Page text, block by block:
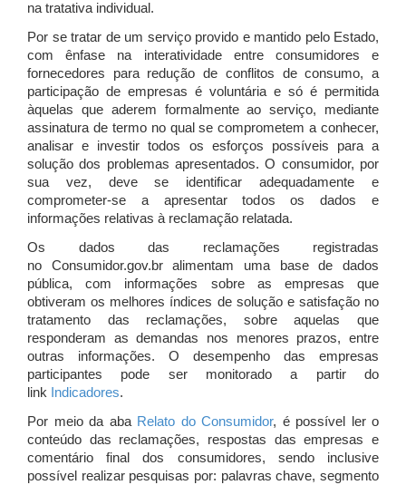
na tratativa individual.
Por se tratar de um serviço provido e mantido pelo Estado,
com ênfase na interatividade entre consumidores e
fornecedores para redução de conflitos de consumo, a
participação de empresas é voluntária e só é permitida
àquelas que aderem formalmente ao serviço, mediante
assinatura de termo no qual se comprometem a conhecer,
analisar e investir todos os esforços possíveis para a
solução dos problemas apresentados. O consumidor, por
sua vez, deve se identificar adequadamente e
comprometer-se a apresentar todos os dados e
informações relativas à reclamação relatada.
Os dados das reclamações registradas
no Consumidor.gov.br alimentam uma base de dados
pública, com informações sobre as empresas que
obtiveram os melhores índices de solução e satisfação no
tratamento das reclamações, sobre aquelas que
responderam as demandas nos menores prazos, entre
outras informações. O desempenho das empresas
participantes pode ser monitorado a partir do
link Indicadores.
Por meio da aba Relato do Consumidor, é possível ler o
conteúdo das reclamações, respostas das empresas e
comentário final dos consumidores, sendo inclusive
possível realizar pesquisas por: palavras chave, segmento